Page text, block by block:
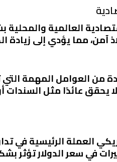
العالمية
مما يؤدي إلى زيادة
من العوامل المهمة
يحقق عائدًا مثل السندات
العملة الرئيسية
في سعر الدولار تؤثر